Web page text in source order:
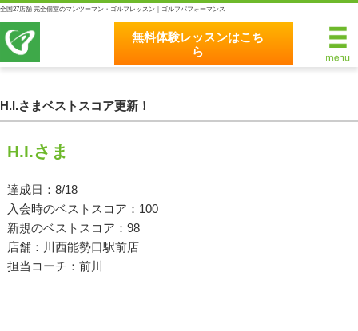
全国27店舗 完全個室のマンツーマン・ゴルフレッスン｜ゴルフパフォーマンス
無料体験レッスンはこち
ら
無料体験レッスンはこちら
統一されたレッスン理論
最新のスイング解析システム
H.I.さまベストスコア更新！
H.I.さま
達成日：8/18
入会時のベストスコア：100
新規のベストスコア：98
店舗：川西能勢口駅前店
担当コーチ：前川